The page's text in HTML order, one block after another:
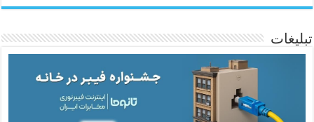
ئاژانسی هەواڵی مێهر
تبلیغات